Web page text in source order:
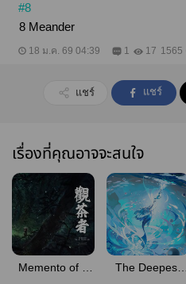
#8
8 Meander
18 ม.ค. 69 04:39 1 17 1565
แชร์ แชร์
เรื่องที่คุณอาจจะสนใจ
Memento of a
The Deepest